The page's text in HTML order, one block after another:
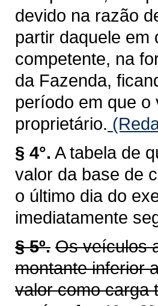
devido na razão
partir daquele em
competente, na
da Fazenda,
período em que
proprietário.
§ 4°. A tabela de
valor da base de
o último dia do
imediatamente
§ 5º. Os veículos
montante inferior
valor como carga